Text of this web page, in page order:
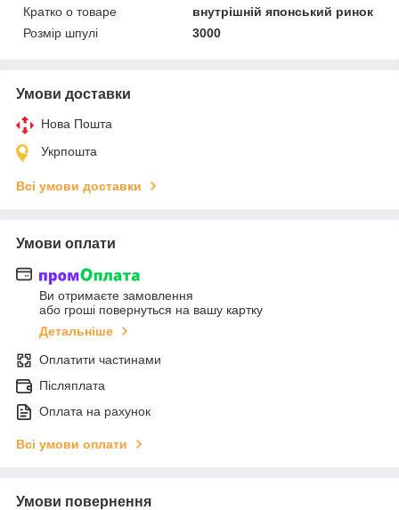
Кратко о товаре
внутрішній японський ринок
Розмір шпулі
3000
Умови доставки
Нова Пошта
Укрпошта
Всі умови доставки
Умови оплати
Ви отримаєте замовлення
або гроші повернуться на вашу картку
Детальніше
Оплатити частинами
Післяплата
Оплата на рахунок
Всі умови оплати
Умови повернення